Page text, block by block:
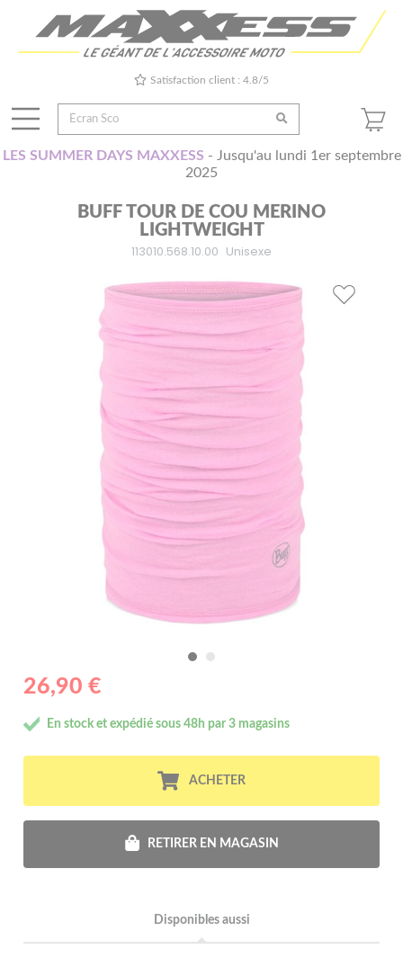
Satisfaction client : 4.8/5
LES SUMMER DAYS MAXXESS - Jusqu'au lundi 1er septembre
2025
BUFF TOUR DE COU MERINO
LIGHTWEIGHT
113010.568.10.00 Unisexe
26,90 €
En stock et expédié sous 48h par 3 magasins
ACHETER
RETIRER EN MAGASIN
Disponibles aussi